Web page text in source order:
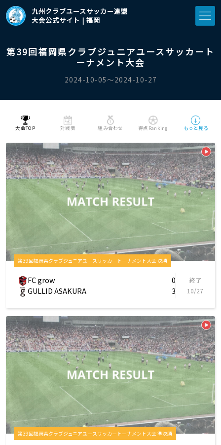
九州クラブユースサッカー連盟
大会公式サイト | 福岡
第39回福岡県クラブジュニアユースサッカート
ーナメント大会
2024-10-05〜2024-10-27
大会TOP 対戦表 組み合わせ 得点Ranking
↓
もっと見る
第39回福岡県クラブジュニアユースサッカートーナメント大会 決勝
FC grow 0
GULLID ASAKURA 3
終了
10/27
第39回福岡県クラブジュニアユースサッカートーナメント大会 準決勝